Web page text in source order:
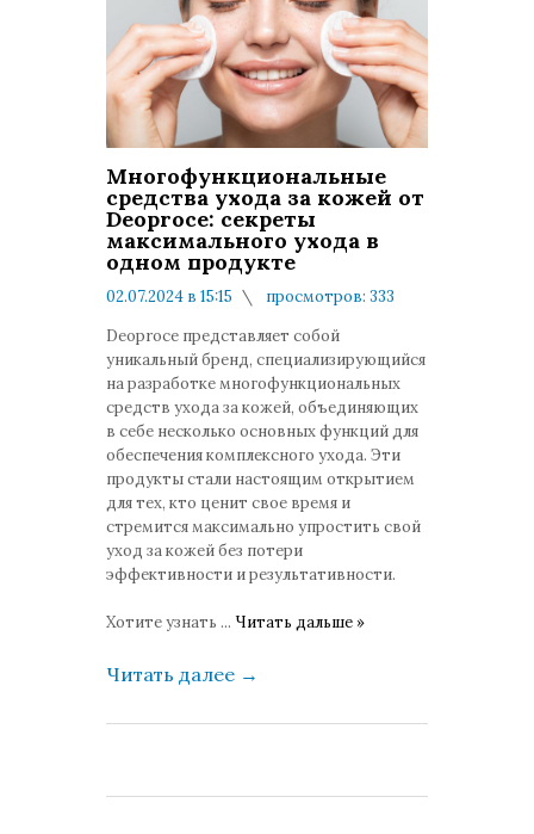
Многофункциональные
средства ухода за кожей от
Deoproce: секреты
максимального ухода в
одном продукте
02.07.2024 в 15:15
просмотров: 333
Deoproce представляет собой
уникальный бренд, специализирующийся
на разработке многофункциональных
средств ухода за кожей, объединяющих
в себе несколько основных функций для
обеспечения комплексного ухода. Эти
продукты стали настоящим открытием
для тех, кто ценит свое время и
стремится максимально упростить свой
уход за кожей без потери
эффективности и результативности.
Хотите узнать ... Читать дальше »
Читать далее →